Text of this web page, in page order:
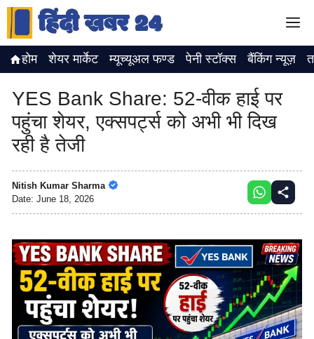
Skip
content
होम शेयर मार्केट म्यूच्यूअल फण्ड पेनी स्टॉक्स बैंकिंग न्यूज़
YES Bank Share: 52-वीक हाई पर
पहुंचा शेयर, एक्सपर्ट्स को अभी भी दिख
रही है तेजी
Nitish Kumar Sharma
Date: June 18, 2026